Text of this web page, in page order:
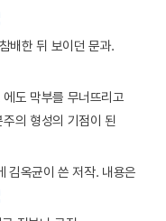
배한 뒤 보이던 문과.
도 막부를 무너뜨리고
의 형성의 기점이 된
김옥균이 쓴 저작. 내용은